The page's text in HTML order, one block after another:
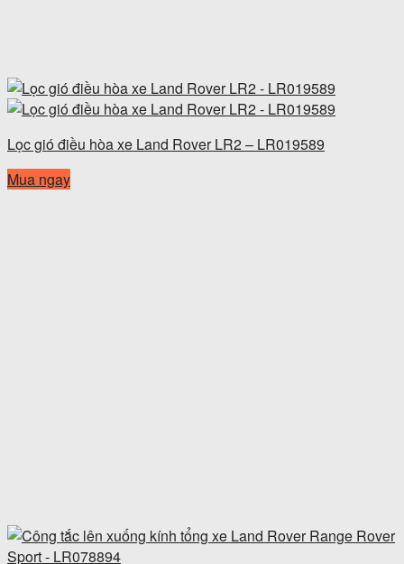
Lọc gió điều hòa xe Land Rover LR2 – LR019589
Mua ngay